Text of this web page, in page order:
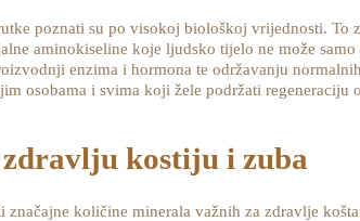
poznati su po visokoj biološkoj vrijednosti. To
aminokiseline koje ljudsko tijelo ne može
enzima i hormona te održavanju
osobama i svima koji žele podržati regeneraciju
kostiju i zuba
značajne količine minerala važnih za zdravlje